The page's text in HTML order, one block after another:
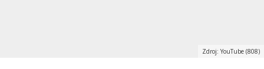
Zdroj: YouTube (808)